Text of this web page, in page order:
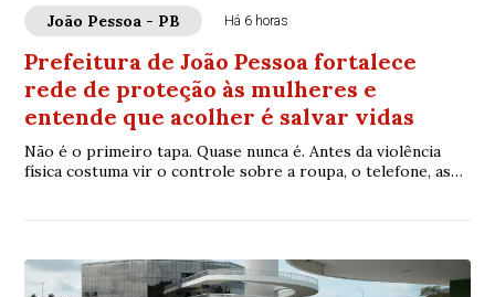
João Pessoa - PB Há 6 horas
Prefeitura de João Pessoa fortalece
rede de proteção às mulheres e
entende que acolher é salvar vidas
Não é o primeiro tapa. Quase nunca é. Antes da violência
física costuma vir o controle sobre a roupa, o telefone, as